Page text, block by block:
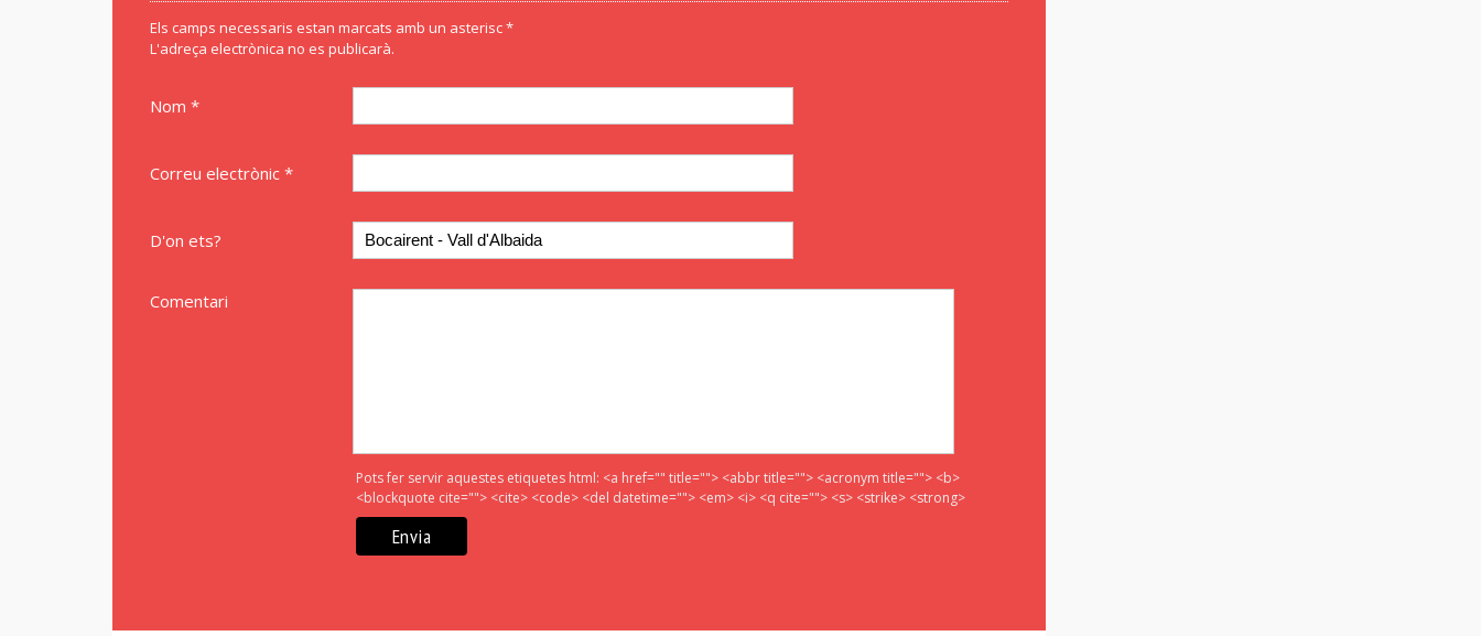
Els camps necessaris estan marcats amb un asterisc *
L'adreça electrònica no es publicarà.
Nom *
Correu electrònic *
D'on ets?
Comentari
Pots fer servir aquestes etiquetes html: <a href="" title=""> <abbr title=""> <acronym title=""> <b>
<blockquote cite=""> <cite> <code> <del datetime=""> <em> <i> <q cite=""> <s> <strike> <strong>